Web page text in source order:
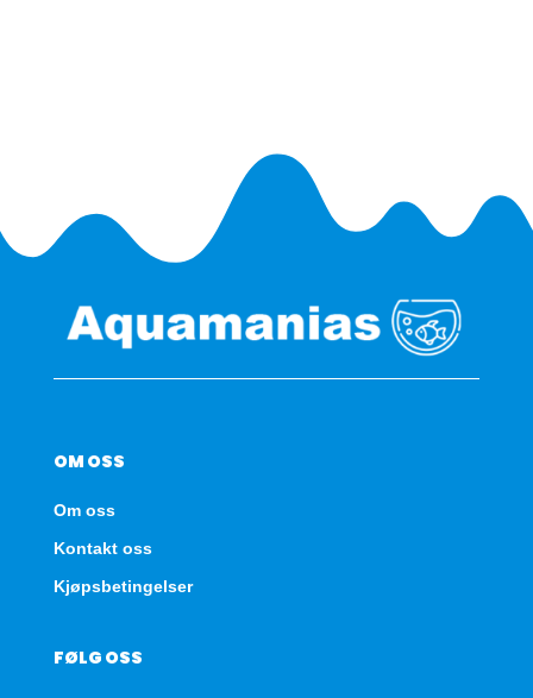
OM OSS
Om oss
Kontakt oss
Kjøpsbetingelser
FØLG OSS